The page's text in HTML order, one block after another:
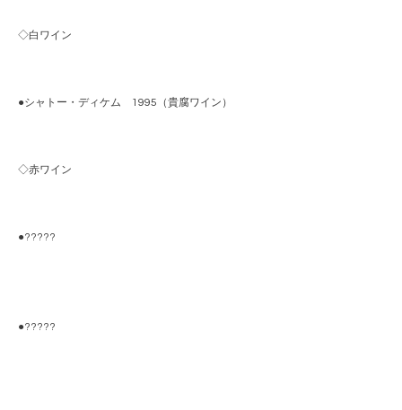
◇白ワイン
●シャトー・ディケム 1995（貴腐ワイン）
◇赤ワイン
●?????
●?????